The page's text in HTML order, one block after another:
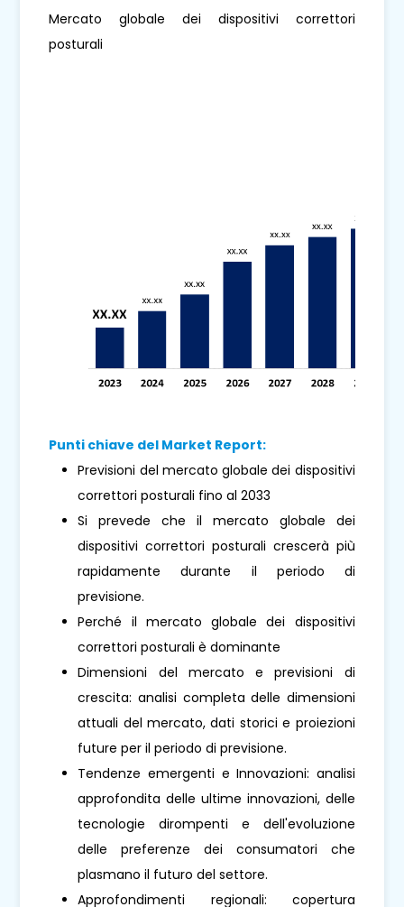
Mercato globale dei dispositivi correttori
posturali
Punti chiave del Market Report:
Previsioni del mercato globale dei dispositivi
correttori posturali fino al 2033
Si prevede che il mercato globale dei
dispositivi correttori posturali crescerà più
rapidamente durante il periodo di
previsione.
Perché il mercato globale dei dispositivi
correttori posturali è dominante
Dimensioni del mercato e previsioni di
crescita: analisi completa delle dimensioni
attuali del mercato, dati storici e proiezioni
future per il periodo di previsione.
Tendenze emergenti e Innovazioni: analisi
approfondita delle ultime innovazioni, delle
tecnologie dirompenti e dell'evoluzione
delle preferenze dei consumatori che
plasmano il futuro del settore.
Approfondimenti regionali: copertura